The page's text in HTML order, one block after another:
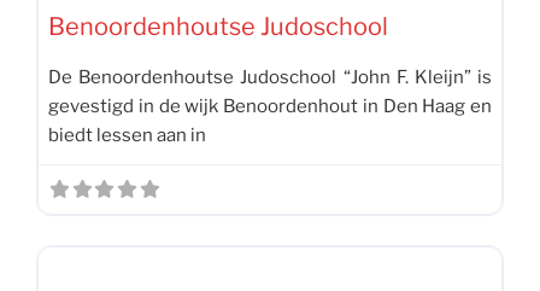
Benoordenhoutse Judoschool
De Benoordenhoutse Judoschool “John F. Kleijn” is
gevestigd in de wijk Benoordenhout in Den Haag en
biedt lessen aan in